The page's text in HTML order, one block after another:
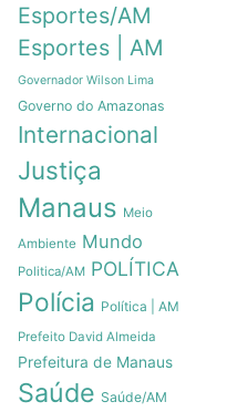
Esportes/AM
Esportes | AM
Governador Wilson Lima
Governo do Amazonas
Internacional
Justiça
Manaus Meio
Ambiente Mundo
Politica/AM POLÍTICA
Polícia Política | AM
Prefeito David Almeida
Prefeitura de Manaus
Saúde Saúde/AM